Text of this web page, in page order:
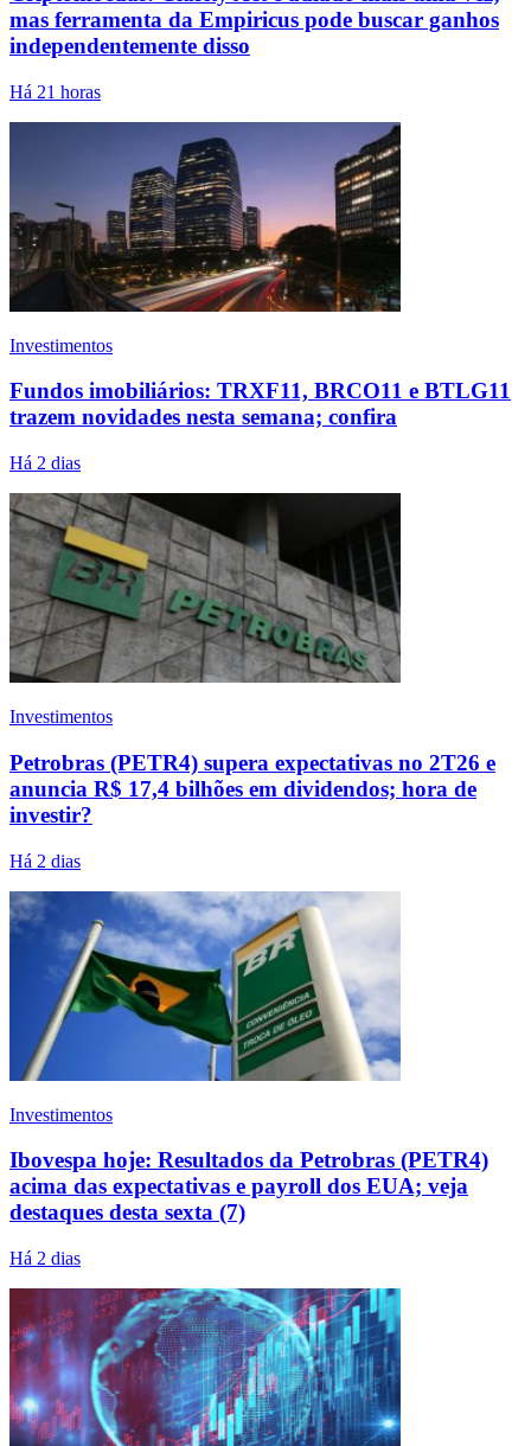
mas ferramenta da Empiricus pode buscar ganhos
independentemente disso
Há 21 horas
Investimentos
Fundos imobiliários: TRXF11, BRCO11 e BTLG11
trazem novidades nesta semana; confira
Há 2 dias
Investimentos
Petrobras (PETR4) supera expectativas no 2T26 e
anuncia R$ 17,4 bilhões em dividendos; hora de
investir?
Há 2 dias
Investimentos
Ibovespa hoje: Resultados da Petrobras (PETR4)
acima das expectativas e payroll dos EUA; veja
destaques desta sexta (7)
Há 2 dias